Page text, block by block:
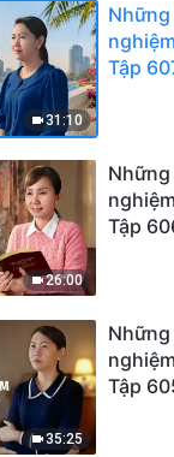
31:10
Tập
26:00
Tập
35:25
Tập